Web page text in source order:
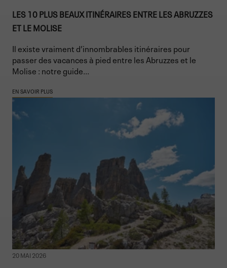
LES 10 PLUS BEAUX ITINÉRAIRES ENTRE LES ABRUZZES
ET LE MOLISE
Il existe vraiment d’innombrables itinéraires pour
passer des vacances à pied entre les Abruzzes et le
Molise : notre guide...
EN SAVOIR PLUS
20 MAI 2026